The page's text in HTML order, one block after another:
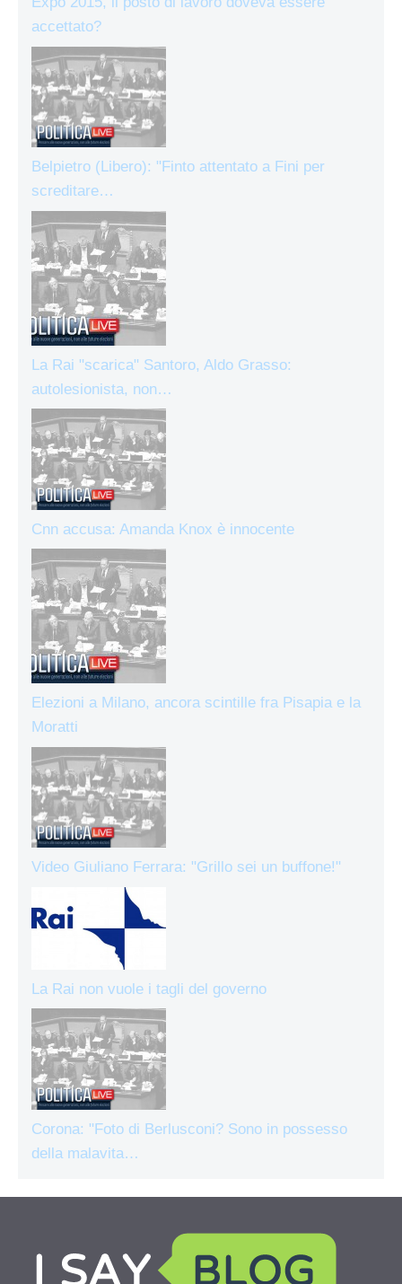
accettato?
Belpietro (Libero): "Finto attentato a Fini per
screditare…
La Rai "scarica" Santoro, Aldo Grasso:
autolesionista, non…
Cnn accusa: Amanda Knox è innocente
Elezioni a Milano, ancora scintille fra Pisapia e la
Moratti
Video Giuliano Ferrara: "Grillo sei un buffone!"
La Rai non vuole i tagli del governo
Corona: "Foto di Berlusconi? Sono in possesso
della malavita…